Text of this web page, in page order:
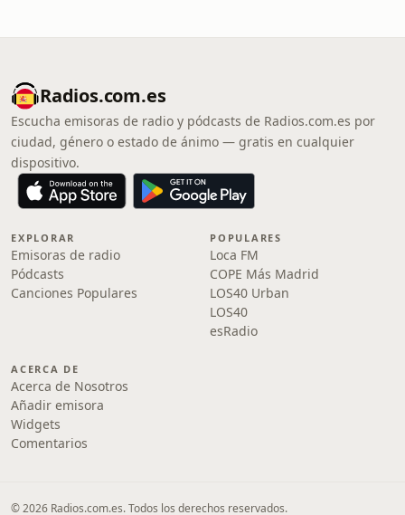
Radios.com.es
Escucha emisoras de radio y pódcasts de Radios.com.es por
ciudad, género o estado de ánimo — gratis en cualquier
dispositivo.
EXPLORAR
Emisoras de radio
Pódcasts
Canciones Populares
POPULARES
Loca FM
COPE Más Madrid
LOS40 Urban
LOS40
esRadio
ACERCA DE
Acerca de Nosotros
Añadir emisora
Widgets
Comentarios
© 2026 Radios.com.es. Todos los derechos reservados.